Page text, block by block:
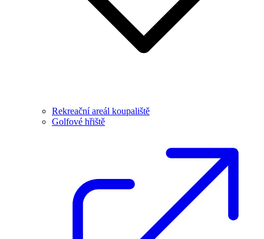
Rekreační areál koupaliště
Golfové hřiště